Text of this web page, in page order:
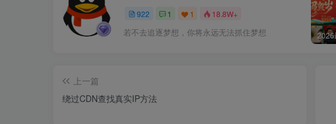
922 1 1 18.8W+
若不去追逐梦想，你将永远无法抓住梦想
上一篇
绕过CDN查找真实IP方法